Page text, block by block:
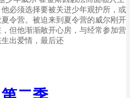
必须选择要被关进少年观护所，或
令营。被迫来到夏令营的威尔刚开
但他渐渐敞开心房，与经常参加营
出爱情，最后还